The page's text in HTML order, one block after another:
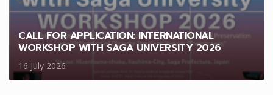
CALL FOR APPLICATION: INTERNATIONAL
WORKSHOP WITH SAGA UNIVERSITY 2026
16 July 2026